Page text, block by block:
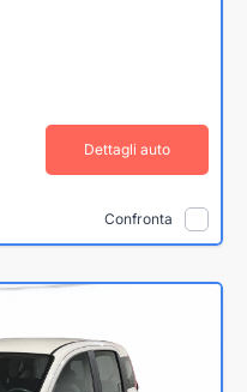
Dettagli auto
Confronta